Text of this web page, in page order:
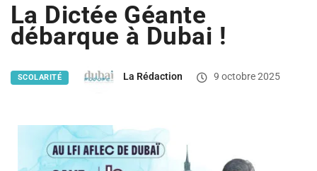
La Dictée Géante
débarque à Dubai !
SCOLARITÉ La Rédaction 9 octobre 2025